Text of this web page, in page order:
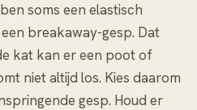
soms een elastisch
breakaway-gesp. Dat
kat kan er een poot of
niet altijd los. Kies daarom
gesp. Houd er